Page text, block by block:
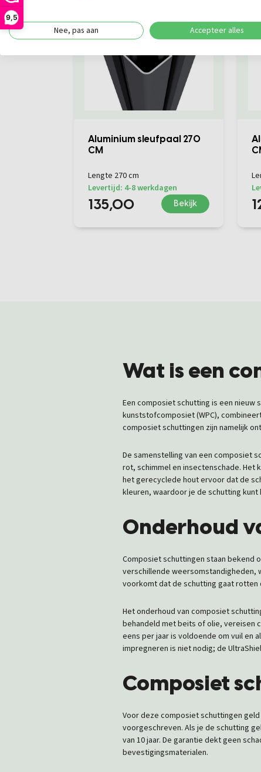
9,5
Aluminium sleufpaal 270
CM
Lengte 270 cm
Levertijd: 4-8 werkdagen
135,00 Bekijk
Wat is een
Een composiet schutting is een nieuw
kunststofcomposiet (WPC),
composiet schuttingen zijn namelijk
De samenstelling van een composiet
rot, schimmel en insectenschade.
het gerecyclede hout ervoor dat de
kleuren, waardoor je de schutting
Onderhoud
Composiet schuttingen staan bekend
verschillende weersomstandigheden,
voorkomt dat de schutting gaat rotten
Het onderhoud van composiet
behandeld met beits of olie, vereisen
eens per jaar is voldoende om vuil
impregneren is niet nodig; de
Composiet
Voor deze composiet schuttingen
voorgeschreven. Als je de schutting
van 10 jaar. De garantie dekt geen
bevestigingsmaterialen.
Nee, pas aan Accepteer alles